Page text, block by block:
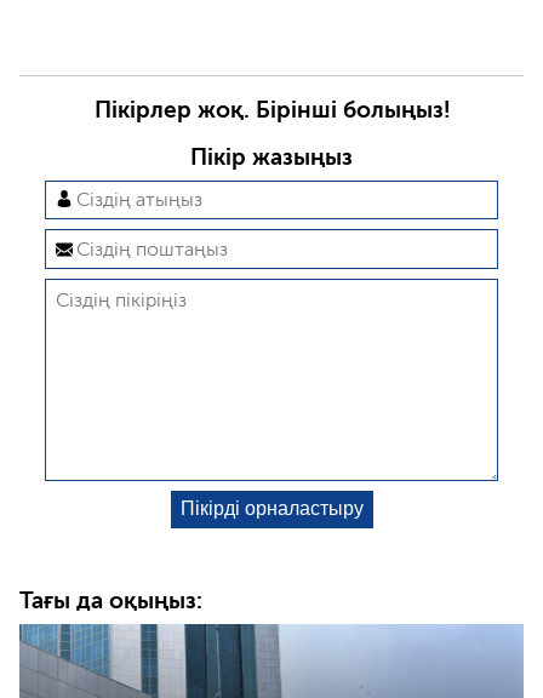
Пікірлер жоқ. Бірінші болыңыз!
Пікір жазыңыз
Тағы да оқыңыз: